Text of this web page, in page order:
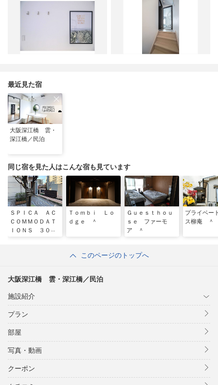
最近見た宿
大阪深江橋 雲・
深江橋／民泊
同じ宿を見た人はこんな宿も見ています
ＳＰＩＣＡ ＡＣ
ＣＯＭＭＯＤＡＴ
ＩＯＮＳ ３０
Ｔｏｍｂｉ Ｌｏ
ｄｇｅ ＾
Ｇｕｅｓｔｈｏｕ
ｓｅ ファーモ
ア ＾
プライベー
ス柳庵 ＾
このページのトップへ
大阪深江橋 雲・深江橋／民泊
施設紹介
プラン
部屋
写真・動画
クーポン